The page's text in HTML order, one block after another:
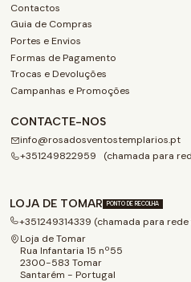
Contactos
Guia de Compras
Portes e Envios
Formas de Pagamento
Trocas e Devoluções
Campanhas e Promoções
CONTACTE-NOS
info@rosadosventostemplarios.pt
+351249822959 (chamada para
LOJA DE TOMAR PONTO DE RECOLHA
+351249314339 (chamada para
Loja de Tomar
Rua Infantaria 15 nº55
2300-583 Tomar
Santarém - Portugal